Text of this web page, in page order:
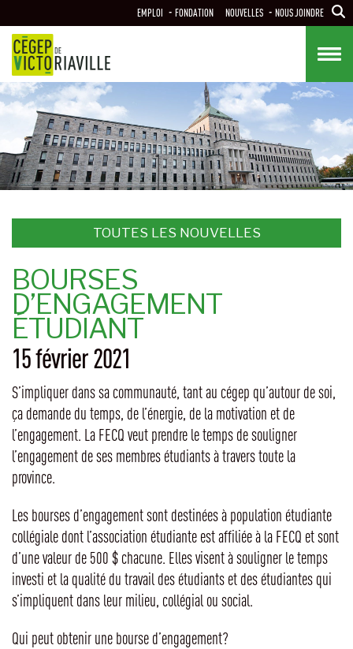
au
contenu
principal
EMPLOI FONDATION NOUVELLES NOUS JOINDRE
TOUTES LES NOUVELLES
BOURSES
D’ENGAGEMENT
ÉTUDIANT
15 février 2021
S’impliquer dans sa communauté, tant au cégep qu’autour de soi,
ça demande du temps, de l’énergie, de la motivation et de
l’engagement. La FECQ veut prendre le temps de souligner
l’engagement de ses membres étudiants à travers toute la
province.
Les bourses d’engagement sont destinées à population étudiante
collégiale dont l’association étudiante est affiliée à la FECQ et sont
d’une valeur de 500 $ chacune. Elles visent à souligner le temps
investi et la qualité du travail des étudiants et des étudiantes qui
s’impliquent dans leur milieu, collégial ou social.
Qui peut obtenir une bourse d’engagement?